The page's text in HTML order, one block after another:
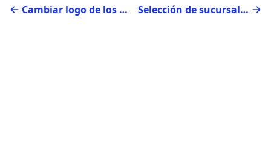
Cambiar logo de los documentos emitidos Selección de sucursal en sección Documentos electrónicos